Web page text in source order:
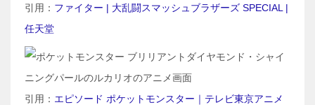
引用： ファイター | 大乱闘スマッシュブラザーズ SPECIAL |
任天堂
引用： エピソード ポケットモンスター｜テレビ東京アニメ